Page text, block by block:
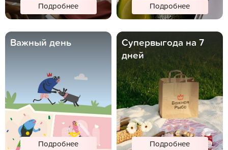
Подробнее Подробнее
Важный день
Подробнее
Супервыгода на 7
дней
Подробнее